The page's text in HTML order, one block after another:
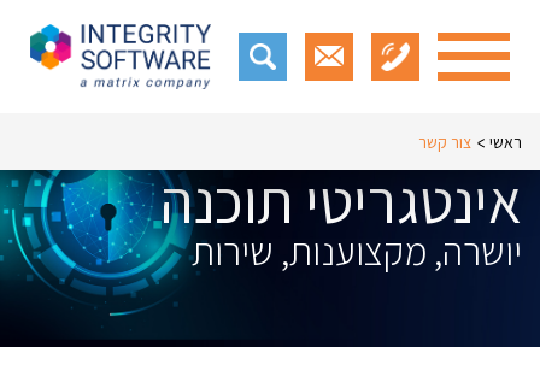
ראשי צור קשר
אינטגריטי תוכנה
יושרה, מקצוענות, שירות